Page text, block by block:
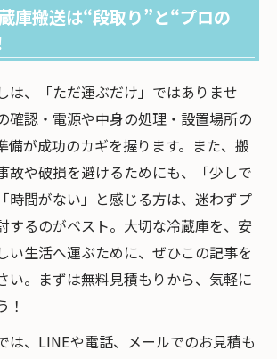
庫搬送は“段取り”と“プロの
は、「ただ運ぶだけ」ではありませ
確認・電源や中身の処理・設置場所の
備が成功のカギを握ります。また、搬
故や破損を避けるためにも、「少しで
時間がない」と感じる方は、迷わずプ
するのがベスト。大切な冷蔵庫を、安
い生活へ運ぶために、ぜひこの記事を
い。まずは無料見積もりから、気軽に
！
は、LINEや電話、メールでのお見積も